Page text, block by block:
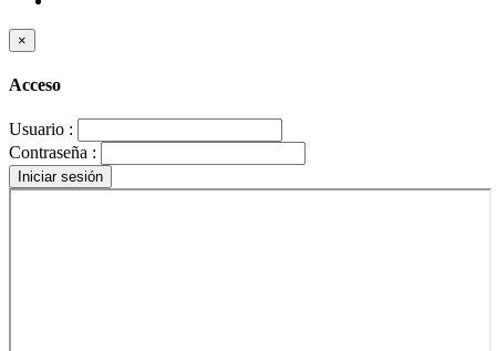
×
Acceso
Usuario :
Contraseña :
Iniciar sesión